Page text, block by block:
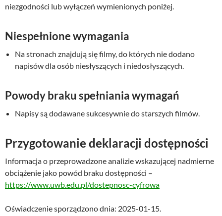
niezgodności lub wyłączeń wymienionych poniżej.
Niespełnione wymagania
Na stronach znajdują się filmy, do których nie dodano
napisów dla osób niesłyszących i niedosłyszących.
Powody braku spełniania wymagań
Napisy są dodawane sukcesywnie do starszych filmów.
Przygotowanie deklaracji dostępności
Informacja o przeprowadzone analizie wskazującej nadmierne
obciążenie jako powód braku dostępności –
https://www.uwb.edu.pl/dostepnosc-cyfrowa
Oświadczenie sporządzono dnia: 2025-01-15.